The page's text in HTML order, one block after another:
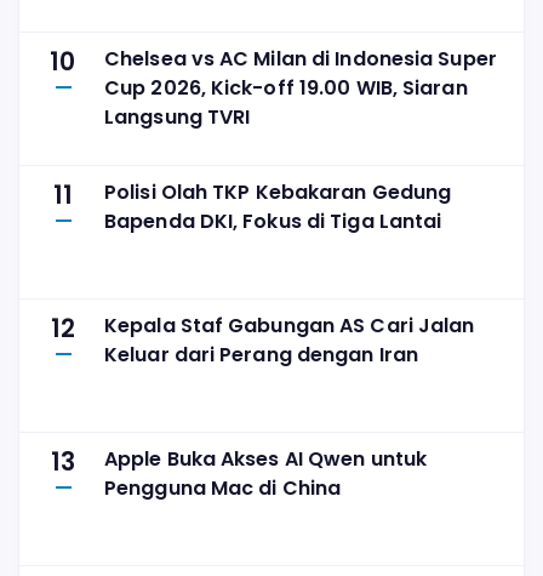
10
Chelsea vs AC Milan di Indonesia Super
Cup 2026, Kick-off 19.00 WIB, Siaran
Langsung TVRI
11
Polisi Olah TKP Kebakaran Gedung
Bapenda DKI, Fokus di Tiga Lantai
12
Kepala Staf Gabungan AS Cari Jalan
Keluar dari Perang dengan Iran
13
Apple Buka Akses AI Qwen untuk
Pengguna Mac di China